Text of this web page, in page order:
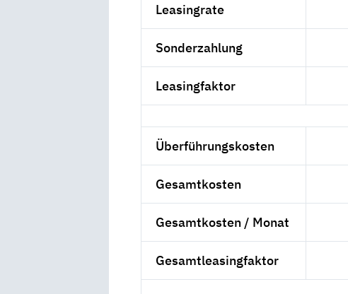
Leasingrate
Sonderzahlung
Leasingfaktor
Überführungskosten
Gesamtkosten
Gesamtkosten / Monat
Gesamtleasingfaktor